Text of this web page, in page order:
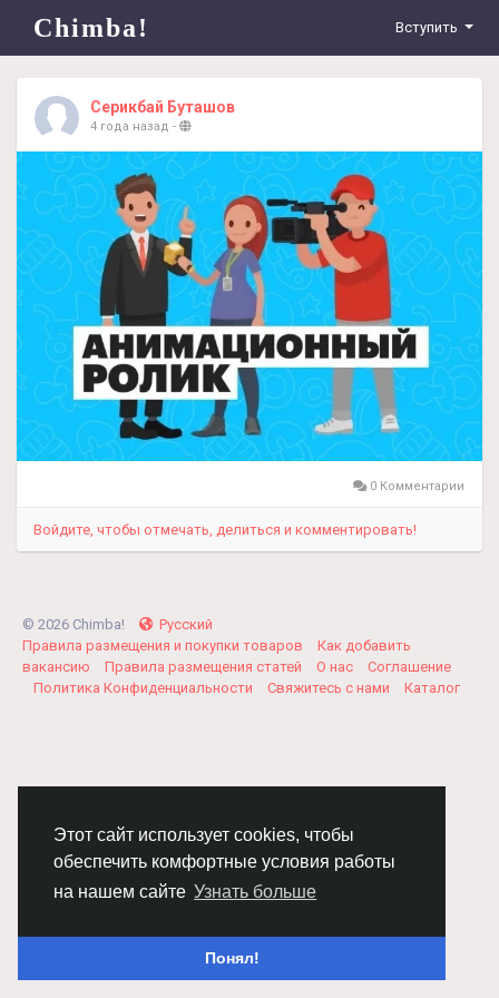
Этот сайт использует cookies, чтобы
обеспечить комфортные условия работы
на нашем сайте Узнать больше
Понял!
Chimba! Вступить
Серикбай Буташов
4 года назад -
0 Комментарии
Войдите, чтобы отмечать, делиться и комментировать!
© 2026 Chimba!
Русский
Правила размещения и покупки товаров
Как добавить
вакансию
Правила размещения статей О нас
Соглашение
Политика Конфиденциальности
Свяжитесь с нами Каталог